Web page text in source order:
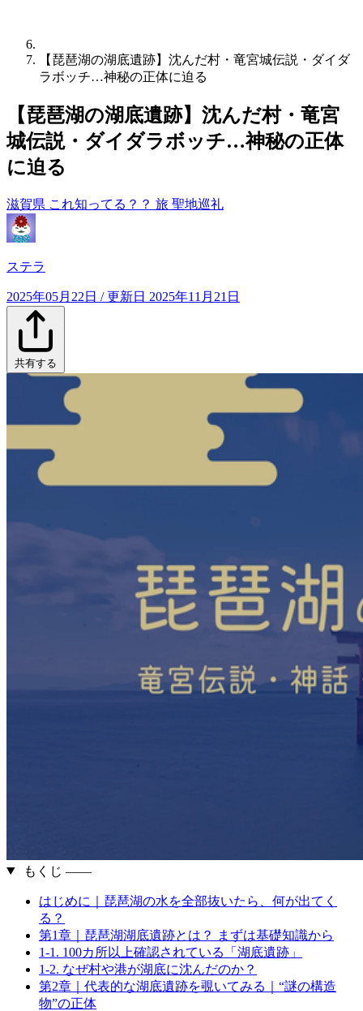
【琵琶湖の湖底遺跡】沈んだ村・竜宮城伝説・ダイダ
ラボッチ…神秘の正体に迫る
【琵琶湖の湖底遺跡】沈んだ村・竜宮
城伝説・ダイダラボッチ…神秘の正体
に迫る
滋賀県 これ知ってる？？ 旅 聖地巡礼
ステラ
2025年05月22日 / 更新日 2025年11月21日
共有する
もくじ ――
はじめに｜琵琶湖の水を全部抜いたら、何が出てく
る？
第1章｜琵琶湖湖底遺跡とは？ まずは基礎知識から
1-1. 100カ所以上確認されている「湖底遺跡」
1-2. なぜ村や港が湖底に沈んだのか？
第2章｜代表的な湖底遺跡を覗いてみる｜“謎の構造
物”の正体